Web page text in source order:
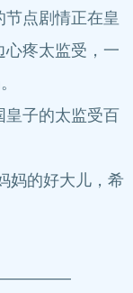
点剧情正在皇
心疼太监受，一
子的太监受百
的好大儿，希